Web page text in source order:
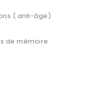
( anti-âge)
de mémoire